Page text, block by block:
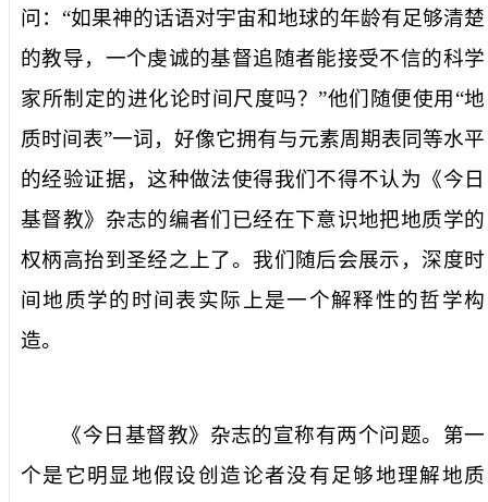
问：“如果神的话语对宇宙和地球的年龄有足够清楚
的教导，一个虔诚的基督追随者能接受不信的科学
家所制定的进化论时间尺度吗？”他们随便使用“地
质时间表”一词，好像它拥有与元素周期表同等水平
的经验证据，这种做法使得我们不得不认为《今日
基督教》杂志的编者们已经在下意识地把地质学的
权柄高抬到圣经之上了。我们随后会展示，深度时
间地质学的时间表实际上是一个解释性的哲学构
造。
《今日基督教》杂志的宣称有两个问题。第一
个是它明显地假设创造论者没有足够地理解地质